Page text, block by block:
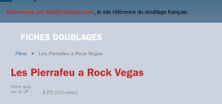
Bienvenue sur AlloDoublage.com , le site référence du doublage français.
Films > Les Pierrafeu a Rock Vegas
Votre avis
sur la VF :
3.7/5 (213 notes)